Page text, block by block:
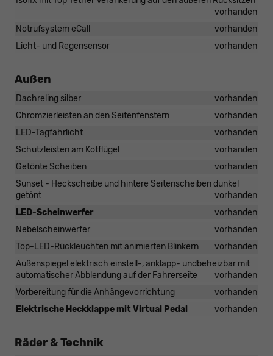
vorhanden
Notrufsystem eCall
vorhanden
Licht- und Regensensor
vorhanden
Außen
Dachreling silber
vorhanden
Chromzierleisten an den Seitenfenstern
vorhanden
LED-Tagfahrlicht
vorhanden
Schutzleisten am Kotflügel
vorhanden
Getönte Scheiben
vorhanden
Sunset - Heckscheibe und hintere Seitenscheiben dunkel
getönt
vorhanden
LED-Scheinwerfer
vorhanden
Nebelscheinwerfer
vorhanden
Top-LED-Rückleuchten mit animierten Blinkern
vorhanden
Außenspiegel elektrisch einstell-, anklapp- undbeheizbar mit
automatischer Abblendung auf der Fahrerseite
vorhanden
Vorbereitung für die Anhängevorrichtung
vorhanden
Elektrische Heckklappe mit Virtual Pedal
vorhanden
Räder & Technik